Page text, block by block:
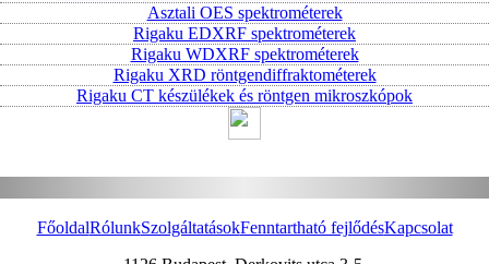
Asztali OES spektrométerek
Rigaku EDXRF spektrométerek
Rigaku WDXRF spektrométerek
Rigaku XRD röntgendiffraktométerek
Rigaku CT készülékek és röntgen mikroszkópok
FőoldalRólunkSzolgáltatásokFenntartható fejlődésKapcsolat